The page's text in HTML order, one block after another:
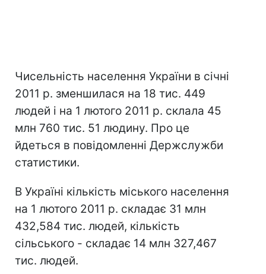
Чисельність населення України в січні
2011 р. зменшилася на 18 тис. 449
людей і на 1 лютого 2011 р. склала 45
млн 760 тис. 51 людину. Про це
йдеться в повідомленні Держслужби
статистики.
В Україні кількість міського населення
на 1 лютого 2011 р. складає 31 млн
432,584 тис. людей, кількість
сільського - складає 14 млн 327,467
тис. людей.